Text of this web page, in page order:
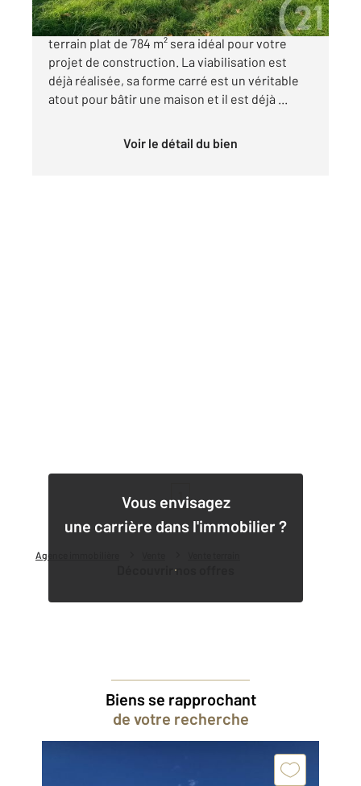
Agence immobilière
A 10 minutes d'Albi direction Toulouse, ce
terrain plat de 784 m² sera idéal pour votre
projet de construction. La viabilisation est
déjà réalisée, sa forme carré est un véritable
atout pour bâtir une maison et il est déjà ...
Voir le détail du bien
Vous envisagez
une carrière dans l'immobilier ?
Découvrir nos offres
Biens se rapprochant
de votre recherche